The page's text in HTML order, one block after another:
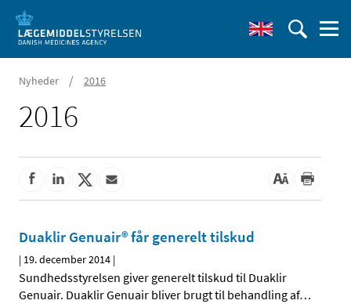
Nyheder / 2016
2016
Duaklir Genuair® får generelt tilskud
| 19. december 2014 |
Sundhedsstyrelsen giver generelt tilskud til Duaklir
Genuair. Duaklir Genuair bliver brugt til behandling af…